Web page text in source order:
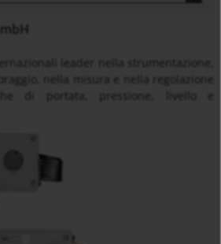
leader nella strumentazione,
nella misura e nella regolazione
di portata, pressione, livello e